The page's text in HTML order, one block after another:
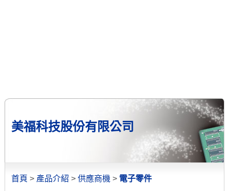
美福科技股份有限公司
首頁 > 產品介紹 > 供應商機 > 電子零件